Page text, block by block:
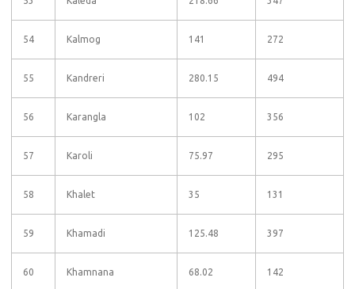
54 Kalmog 141 272
55 Kandreri 280.15 494
56 Karangla 102 356
57 Karoli 75.97 295
58 Khalet 35 131
59 Khamadi 125.48 397
60 Khamnana 68.02 142